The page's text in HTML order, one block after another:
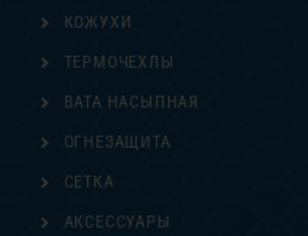
КОЖУХИ
ТЕРМОЧЕХЛЫ
ВАТА НАСЫПНАЯ
ОГНЕЗАЩИТА
СЕТКА
АКСЕССУАРЫ